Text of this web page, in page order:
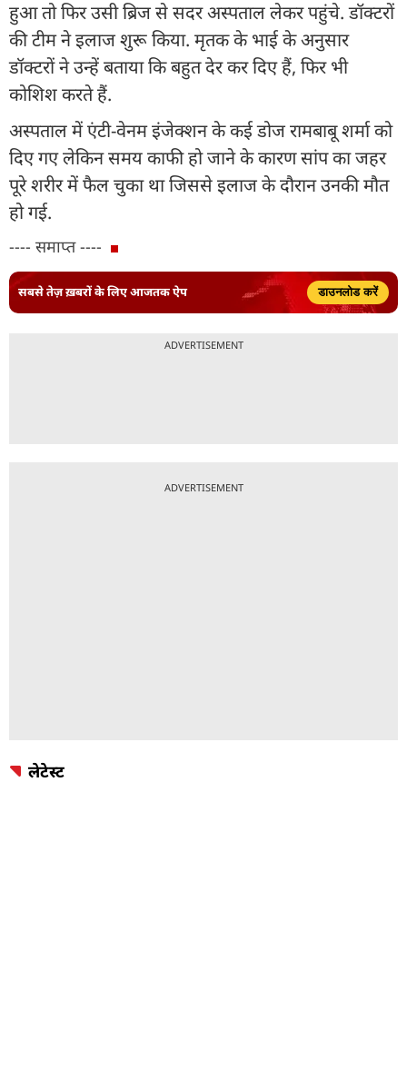
हुआ तो फिर उसी ब्रिज से सदर अस्पताल लेकर पहुंचे. डॉक्टरों
की टीम ने इलाज शुरू किया. मृतक के भाई के अनुसार
डॉक्टरों ने उन्हें बताया कि बहुत देर कर दिए हैं, फिर भी
कोशिश करते हैं.
अस्पताल में एंटी-वेनम इंजेक्शन के कई डोज रामबाबू शर्मा को
दिए गए लेकिन समय काफी हो जाने के कारण सांप का जहर
पूरे शरीर में फैल चुका था जिससे इलाज के दौरान उनकी मौत
हो गई.
---- समाप्त ----
सबसे तेज़ ख़बरों के लिए आजतक ऐप डाउनलोड करें
ADVERTISEMENT
ADVERTISEMENT
लेटेस्ट